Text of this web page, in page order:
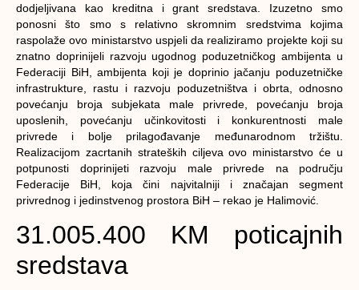
dodjeljivana kao kreditna i grant sredstava. Izuzetno smo
ponosni što smo s relativno skromnim sredstvima kojima
raspolaže ovo ministarstvo uspjeli da realiziramo projekte koji su
znatno doprinijeli razvoju ugodnog poduzetničkog ambijenta u
Federaciji BiH, ambijenta koji je doprinio jačanju poduzetničke
infrastrukture, rastu i razvoju poduzetništva i obrta, odnosno
povećanju broja subjekata male privrede, povećanju broja
uposlenih, povećanju učinkovitosti i konkurentnosti male
privrede i bolje prilagođavanje međunarodnom tržištu.
Realizacijom zacrtanih strateških ciljeva ovo ministarstvo će u
potpunosti doprinijeti razvoju male privrede na području
Federacije BiH, koja čini najvitalniji i značajan segment
privrednog i jedinstvenog prostora BiH – rekao je Halimović.
31.005.400 KM poticajnih
sredstava